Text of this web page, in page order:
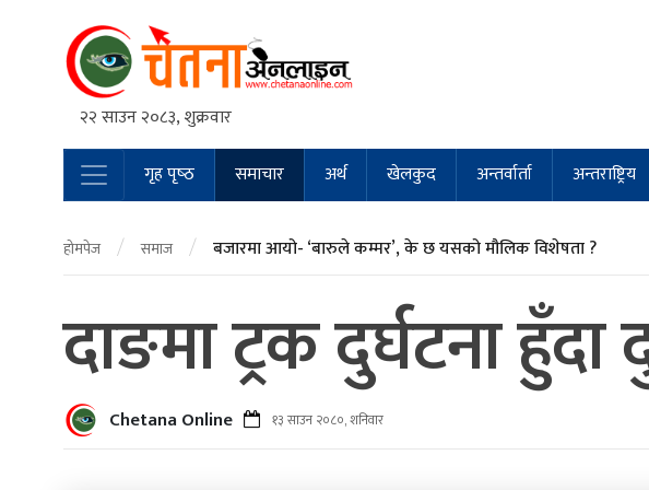
२२ साउन २०८३, शुक्रवार
Main Navigation
गृह पृष्‍ठ समाचार अर्थ खेलकुद अन्तर्वार्ता अन्तराष्ट्रिय
होमपेज / समाज / बजारमा आयो- ‘बारुले कम्मर’, के छ यसको मौलिक विशेषता ?
दाङमा ट्रक दुर्घटना
Chetana Online १३ साउन २०८०, शनिवार